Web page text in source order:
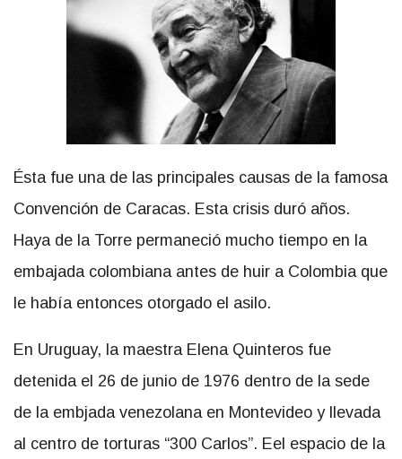
Ésta fue una de las principales causas de la famosa
Convención de Caracas. Esta crisis duró años.
Haya de la Torre permaneció mucho tiempo en la
embajada colombiana antes de huir a Colombia que
le había entonces otorgado el asilo.
En Uruguay, la maestra Elena Quinteros fue
detenida el 26 de junio de 1976 dentro de la sede
de la embjada venezolana en Montevideo y llevada
al centro de torturas “300 Carlos”. Eel espacio de la